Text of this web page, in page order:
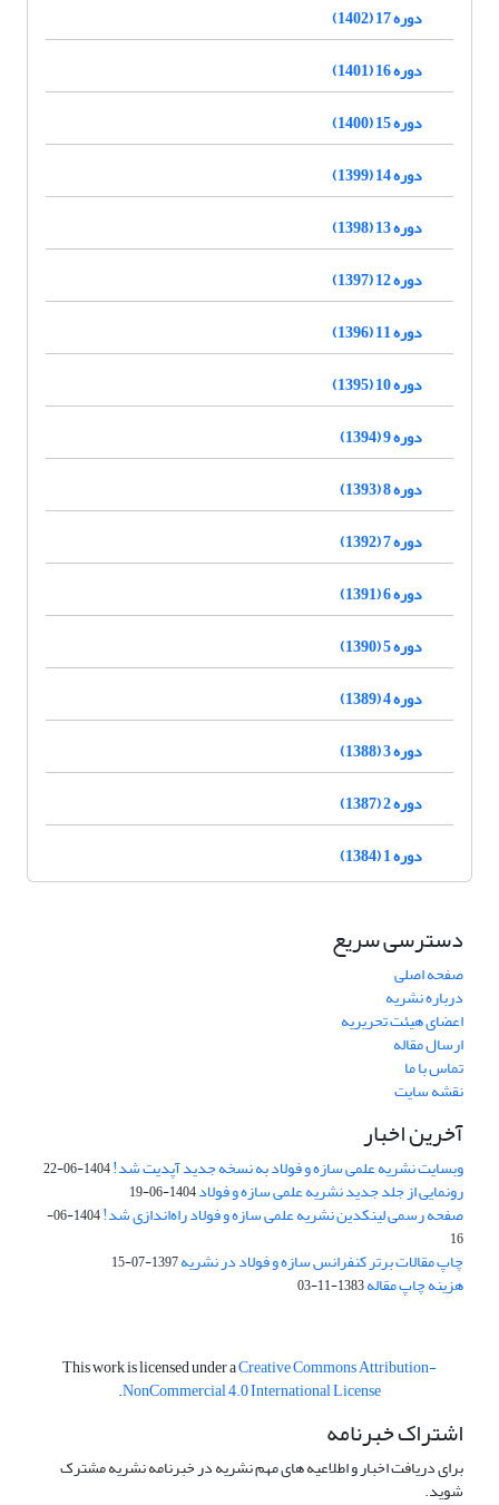
دوره 17 (1402)
دوره 16 (1401)
دوره 15 (1400)
دوره 14 (1399)
دوره 13 (1398)
دوره 12 (1397)
دوره 11 (1396)
دوره 10 (1395)
دوره 9 (1394)
دوره 8 (1393)
دوره 7 (1392)
دوره 6 (1391)
دوره 5 (1390)
دوره 4 (1389)
دوره 3 (1388)
دوره 2 (1387)
دوره 1 (1384)
دسترسی سریع
صفحه اصلی
درباره نشریه
اعضای هیئت تحریریه
ارسال مقاله
تماس با ما
نقشه سایت
آخرین اخبار
وبسایت نشریه علمی سازه و فولاد به نسخه جدید آپدیت شد!1404-06-22
رونمایی از جلد جدید نشریه علمی سازه و فولاد1404-06-19
صفحه رسمی لینکدین نشریه علمی سازه و فولاد راه‌اندازی شد!
1404-06-
16
چاپ مقالات برتر کنفرانس سازه و فولاد در نشریه1397-07-15
هزینه چاپ مقاله1383-11-03
This work is licensed under aCreative Commons Attribution-
NonCommercial 4.0 International License
.
اشتراک خبرنامه
برای دریافت اخبار و اطلاعیه های مهم نشریه در خبرنامه نشریه مشترک
شوید.